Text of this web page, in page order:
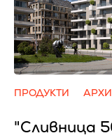
ПРОДУКТИ
"Сливница